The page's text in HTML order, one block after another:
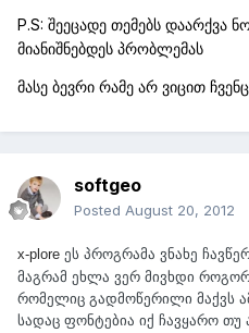
P.S: შეეცადე თემებს დაარქვა
მიანიშნებდეს პრობლემას
მასე ბევრი რამე არ ვიცით ჩვენც
softgeo
Posted August 20, 2012
x-plore ეს პროგრამა ვნახე
მაგრამ ეხლა ვერ მივხდი
რომელიც გადმოწერილი მაქვს
სადაც ფონტებია იქ ჩავყარო თუ